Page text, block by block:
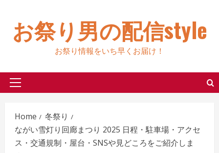
contentお祭り男の配信style
お祭り情報をいち早くお届け！
Primary
Home
冬祭り
ながい雪灯り回廊まつり 2025 日程・駐車場・アクセ
ス・交通規制・屋台・SNSや見どころをご紹介しま